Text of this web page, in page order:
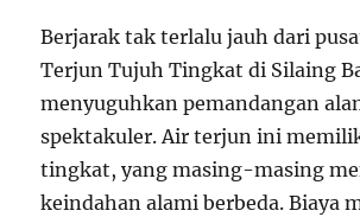
Berjarak tak terlalu jauh dari
Terjun Tujuh Tingkat di Silaing
menyuguhkan pemandangan
spektakuler. Air terjun ini
tingkat, yang masing-masing
keindahan alami berbeda. Biaya